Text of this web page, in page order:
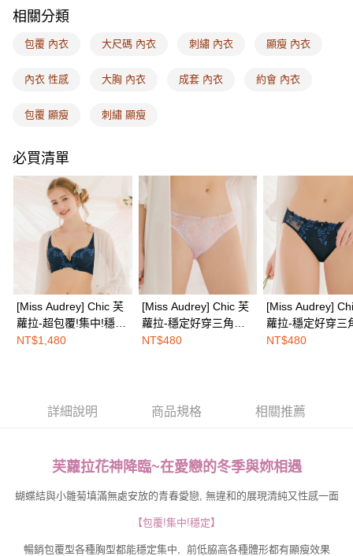
【「AFTEE先享後付」結帳流程】
結帳頁面，進行簡訊認證並確認金額後，即可完成結帳。
ATM／網路銀行／等多元方式進行付款，方視為交易完成。
購買商品的店家。未經商家同意取消之訂單仍視為有效，需透過AFTEE先享
是否繳費成功／繳費後需取消欲退款等相關疑問，請聯繫「AFTEE先享後付
【注意事項】
１．透過由恩沛科技股份有限公司提供之「AFTEE先享後付」服務完成之交
易，需依本服務之必要範圍內提供個人資料，並將交易相關給付款項請求債
權轉讓予恩沛科技股份有限公司。
２．關於個人資料處理事宜，請瀏覽以下網址：
https://aftee.tw/terms/#terms3
３．未成年的使用者請事先徵得法定代理人或監護人之同意方可使用
「AFTEE先享後付」，若未經同意申辦者引起之損失，本公司不負相關責
任。
４．使用「AFTEE先享後付」時，將依據個別帳號之用戶狀況，依本公司即
時審查核予不同之上限額度；若仍有額度不足之情形，本公司將視審查結果
每筆NT$100，滿NT$1,500(含以上)免運費
付款後全家取貨
每筆NT$100，滿NT$1,500(含以上)免運費
每筆NT$100，滿NT$1,500(含以上)免運費
每筆NT$100，滿NT$1,500(含以上)免運費
EASY SHOP門市速取
海外配送 查看運費
相關分類
包覆 內衣 大尺碼 內衣 刺繡 內衣 顯瘦 內衣
內衣 性感 大胸 內衣 成套 內衣 約會 內衣
包覆 顯瘦 刺繡 顯瘦
必買清單
[Miss Audrey] Chic 芙
蘿拉-超包覆!集中!穩定
顯瘦內衣-星空藍
NT$1,480
[Miss Audrey] Chic 芙
蘿拉-穩定好穿三角內
褲-清晨灰
NT$480
[Miss Audrey]
蘿拉-穩定好穿三
褲-星空藍
NT$480
詳細說明 商品規格 相關推薦
芙蘿拉花神降臨~在愛戀的冬季與妳相遇
蝴蝶結與小雛菊填滿無處安放的青春愛戀, 無違和的展現清純又性感一面
【包覆!集中!穩定】
暢銷包覆型各種胸型都能穩定集中, 前低脇高各種體形都有顯瘦效果